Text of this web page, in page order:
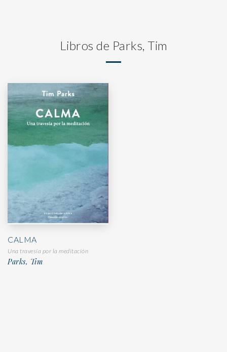
Libros de Parks, Tim
CALMA
Una travesía por la meditación
Parks, Tim